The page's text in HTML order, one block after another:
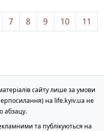
7 8 9 10
11
сайту лише за умови
на life.kyiv.ua не
абзацу.
та публікуються на